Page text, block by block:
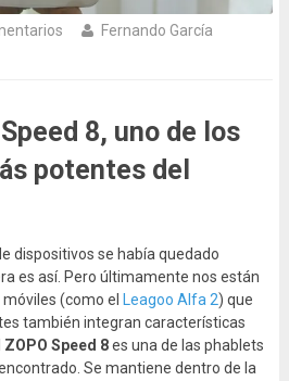
Fernando García
8, uno de los
potentes del
dispositivos se había quedado
es así. Pero últimamente nos están
(como el Leagoo Alfa 2) que
también integran características
ZOPO Speed 8es una de las phablets
Se mantiene dentro de la